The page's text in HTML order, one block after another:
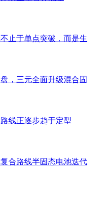
止于单点突破，而是生
，三元全面升级混合固
线正逐步趋于定型
合路线半固态电池迭代